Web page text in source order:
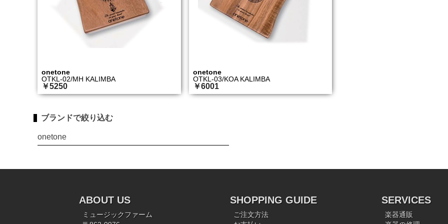
onetone
OTKL-02/MH KALIMBA
￥5250
onetone
OTKL-03/KOA KALIMBA
￥6001
ブランドで絞り込む
onetone
ABOUT US
ミュージックファーム
SHOPPING GUIDE
ご注文方法
SERVICES
楽器通販